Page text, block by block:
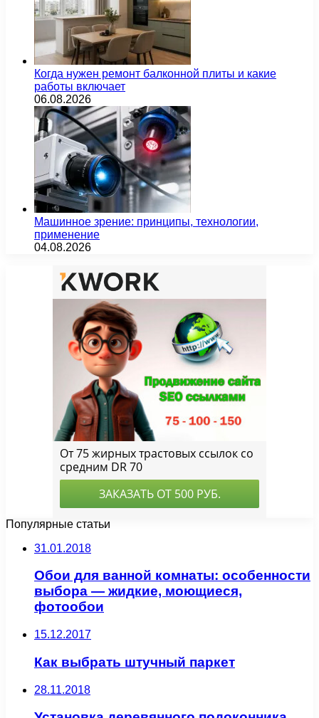
Когда нужен ремонт балконной плиты и какие
работы включает
06.08.2026
Машинное зрение: принципы, технологии,
применение
04.08.2026
Популярные статьи
31.01.2018
Обои для ванной комнаты: особенности
выбора — жидкие, моющиеся,
фотообои
15.12.2017
Как выбрать штучный паркет
28.11.2018